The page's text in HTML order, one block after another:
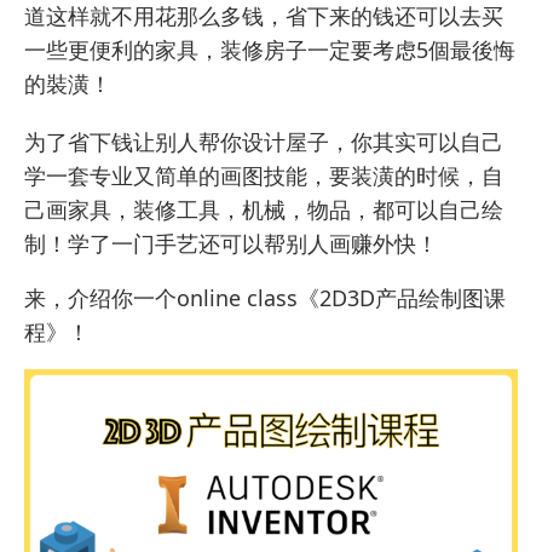
道这样就不用花那么多钱，省下来的钱还可以去买
一些更便利的家具，装修房子一定要考虑5個最後悔
的裝潢！
为了省下钱让别人帮你设计屋子，你其实可以自己
学一套专业又简单的画图技能 ，要装潢的时候，自
己画家具，装修工具，机械，物品，都可以自己绘
制！ 学了一门手艺还可以帮别人画赚外快！
来，介绍你一个online class 《2D3D产品绘制图课
程》！